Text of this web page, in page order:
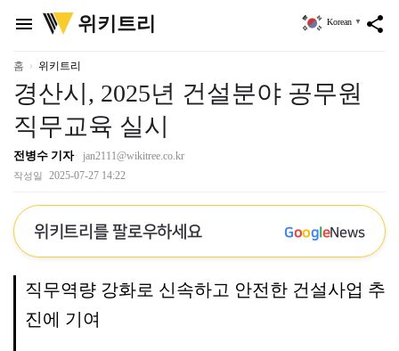
menu
위
키
리
위키트리 share
Korean ▼
홈 위키트리
경산시, 2025년 건설분야 공무원
직무교육 실시
전병수 기자 jan2111@wikitree.co.kr
작성일 2025-07-27 14:22
위키트리를 팔로우하세요 GoogleNews
직무역량 강화로 신속하고 안전한 건설사업 추
진에 기여